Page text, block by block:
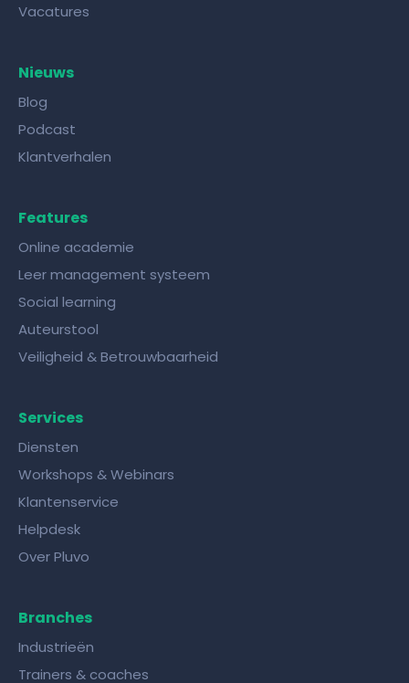
Vacatures
Nieuws
Blog
Podcast
Klantverhalen
Features
Online academie
Leer management systeem
Social learning
Auteurstool
Veiligheid & Betrouwbaarheid
Services
Diensten
Workshops & Webinars
Klantenservice
Helpdesk
Over Pluvo
Branches
Industrieën
Trainers & coaches